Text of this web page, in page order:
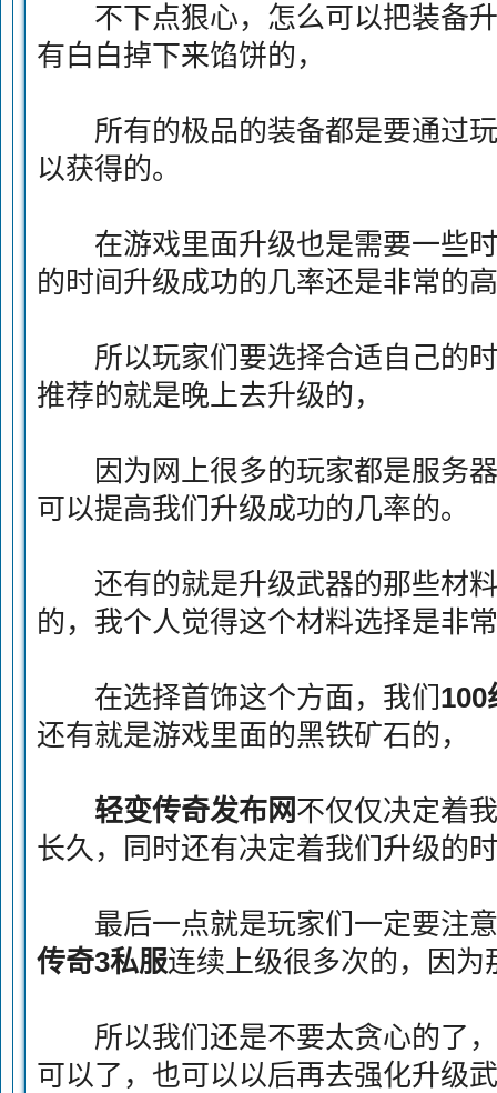
不下点狠心，怎么可以把装备升
有白白掉下来馅饼的，
所有的极品的装备都是要通过玩
以获得的。
在游戏里面升级也是需要一些时
的时间升级成功的几率还是非常的
所以玩家们要选择合适自己的时
推荐的就是晚上去升级的，
因为网上很多的玩家都是服务器
可以提高我们升级成功的几率的。
还有的就是升级武器的那些材料
的，我个人觉得这个材料选择是非
在选择首饰这个方面，我们100
还有就是游戏里面的黑铁矿石的，
轻变传奇发布网不仅仅决定着
长久，同时还有决定着我们升级的
最后一点就是玩家们一定要注意
传奇3私服连续上级很多次的，因
所以我们还是不要太贪心的了，
可以了，也可以以后再去强化升级